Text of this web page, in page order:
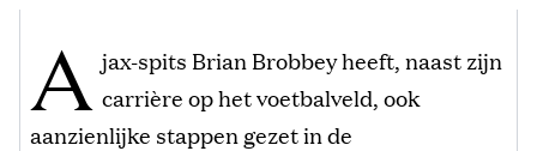
A jax-spits Brian Brobbey heeft, naast zijn
carrière op het voetbalveld, ook
aanzienlijke stappen gezet in de